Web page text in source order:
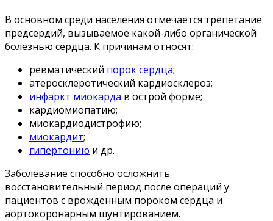
В основном среди населения отмечается трепетание
предсердий, вызываемое какой-либо органической
болезнью сердца. К причинам относят:
ревматический порок сердца;
атеросклеротический кардиосклероз;
инфаркт миокарда в острой форме;
кардиомиопатию;
миокардиодистрофию;
миокардит;
гипертонию и др.
Заболевание способно осложнить
восстановительный период после операций у
пациентов с врожденным пороком сердца и
аортокоронарным шунтированием.